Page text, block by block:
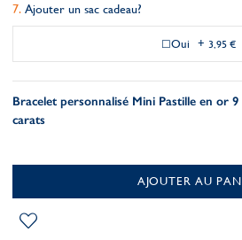
Ajouter un sac cadeau?
Oui + 3,95 €
Bracelet personnalisé Mini Pastille en or 9
carats
AJOUTER AU